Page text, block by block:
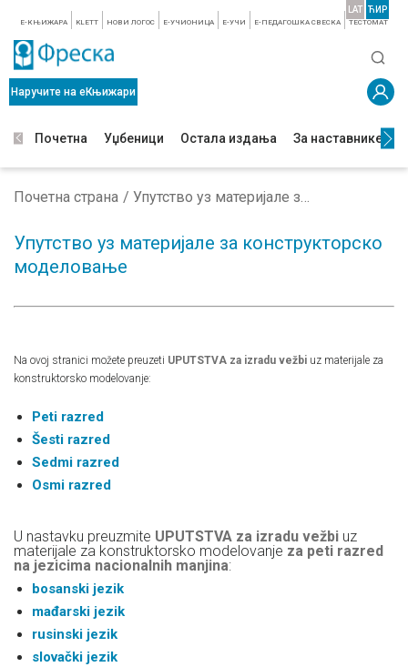
E-КЊИЖАРА KLETT НОВИ ЛОГОС E-УЧИОНИЦА E-УЧИ Е-ПЕДАГОШКА СВЕСКА TЕСТОМАТ
LAT ЋИР
Наручите на еКњижари
Почетна Уџбеници Остала издања За наставнике
Почетна страна Упутство уз материјале за конструкторско моделовање
Упутство уз материјале за конструкторско
моделовање
Na ovoj stranici možete preuzeti UPUTSTVA za izradu vežbi uz materijale za
konstruktorsko modelovanje:
Peti razred
Šesti razred
Sedmi razred
Osmi razred
U nastavku preuzmite UPUTSTVA za izradu vežbi uz
materijale za konstruktorsko modelovanje za peti razred
na jezicima nacionalnih manjina:
bosanski jezik
mađarski jezik
rusinski jezik
slovački jezik